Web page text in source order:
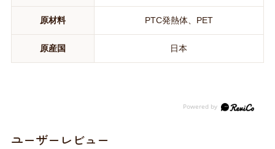
原材料 PTC発熱体、PET
原産国 日本
ユーザーレビュー